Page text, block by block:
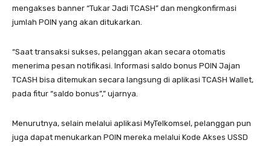
mengakses banner “Tukar Jadi TCASH” dan mengkonfirmasi
jumlah POIN yang akan ditukarkan.
“Saat transaksi sukses, pelanggan akan secara otomatis
menerima pesan notifikasi. Informasi saldo bonus POIN Jajan
TCASH bisa ditemukan secara langsung di aplikasi TCASH Wallet,
pada fitur “saldo bonus”,” ujarnya.
Menurutnya, selain melalui aplikasi MyTelkomsel, pelanggan pun
juga dapat menukarkan POIN mereka melalui Kode Akses USSD